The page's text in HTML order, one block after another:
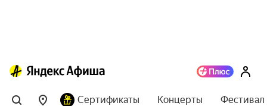
Сертификаты Концерты